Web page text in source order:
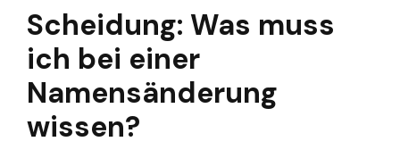
Scheidung: Was muss
ich bei einer
Namensänderung
wissen?